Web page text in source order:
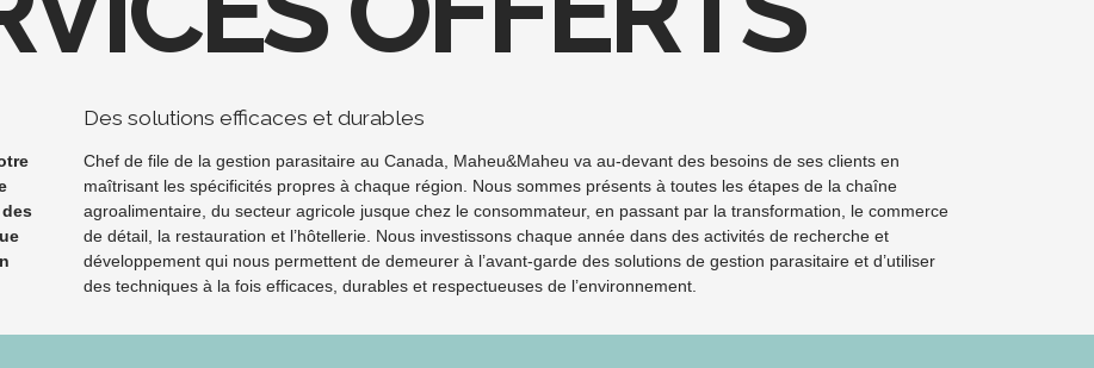
Des solutions efficaces et durables
Chef de file de la gestion parasitaire au Canada, Maheu&Maheu va au-devant des besoins de ses clients en
maîtrisant les spécificités propres à chaque région. Nous sommes présents à toutes les étapes de la chaîne
agroalimentaire, du secteur agricole jusque chez le consommateur, en passant par la transformation, le commerce
de détail, la restauration et l’hôtellerie. Nous investissons chaque année dans des activités de recherche et
développement qui nous permettent de demeurer à l’avant-garde des solutions de gestion parasitaire et d’utiliser
des techniques à la fois efficaces, durables et respectueuses de l’environnement.